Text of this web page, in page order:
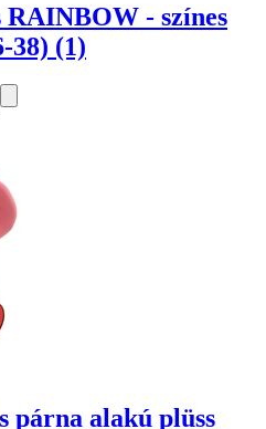
RAINBOW - színes
38) (1)
párna alakú plüss